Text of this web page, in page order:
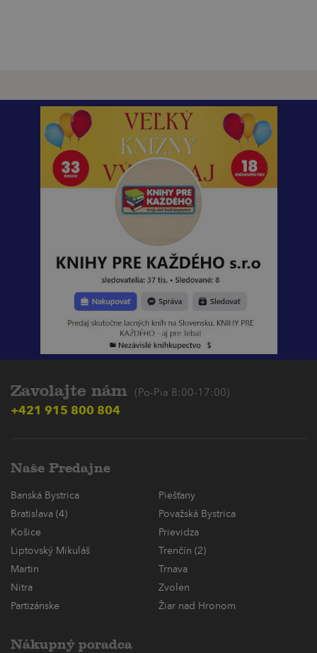
Zavolajte nám (Po-Pia 8:00-17:00)
+421 915 800 804
Naše Predajne
Banská Bystrica
Piešťany
Bratislava (4)
Považská Bystrica
Košice
Prievidza
Liptovský Mikuláš
Trenčín (2)
Martin
Trnava
Nitra
Zvolen
Partizánske
Žiar nad Hronom
Nákupný poradca